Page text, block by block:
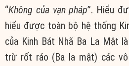
“Không của vạn pháp”. Hiểu
hiểu được toàn bộ hệ thống
của Kinh Bát Nhã Ba La Mật
trừ rốt ráo (Ba la mật) các vô